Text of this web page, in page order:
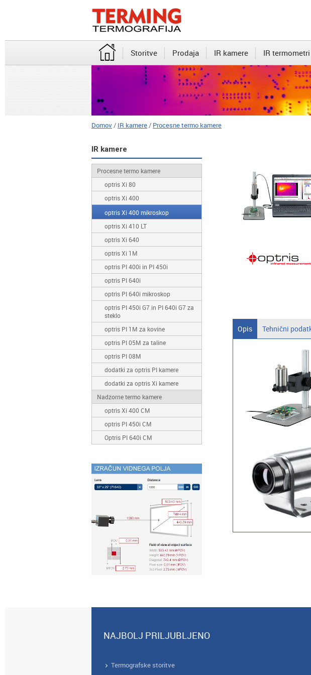
Storitve Prodaja IR kamere IR termometri
Domov/ IR kamere/ Procesne termo kamere
IR kamere
Procesne termo kamere
optris Xi 80
optris Xi 400
optris Xi 400 mikroskop
optris Xi 410 LT
optris Xi 640
optris Xi 1M
optris PI 400i in PI 450i
optris PI 640i
optris PI 640i mikroskop
optris PI 450i G7 in PI 640i G7 za
steklo
optris PI 1M za kovine
optris PI 05M za taline
optris PI 08M
dodatki za optris PI kamere
dodatki za optris Xi kamere
Nadzorne termo kamere
optris Xi 400 CM
optris PI 450i CM
Optris PI 640i CM
Opis Tehnični
NAJBOLJ PRILJUBLJENO
Termografske storitve